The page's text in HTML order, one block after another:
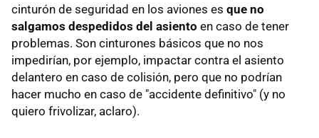
cinturón de seguridad en los aviones es que no
salgamos despedidos del asiento en caso de tener
problemas. Son cinturones básicos que no nos
impedirían, por ejemplo, impactar contra el asiento
delantero en caso de colisión, pero que no podrían
hacer mucho en caso de "accidente definitivo" (y no
quiero frivolizar, aclaro).